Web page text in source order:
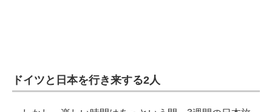
ドイツと日本を行き来する2人